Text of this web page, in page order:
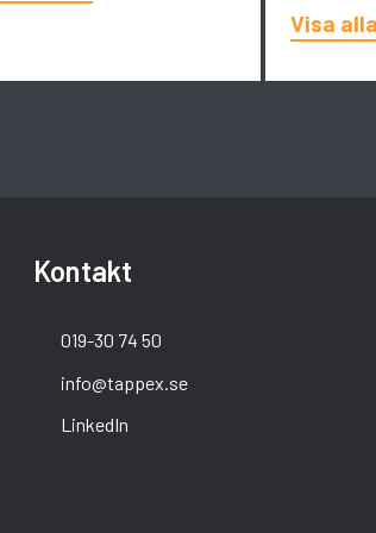
Visa
Kontakt
019-30 74 50
info@tappex.se
LinkedIn